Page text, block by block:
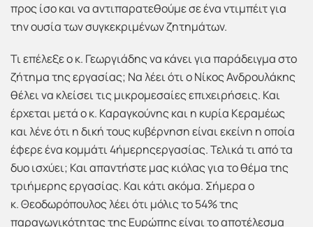
προς ίσο και να αντιπαρατεθούμε σε ένα ντιμπέιτ για
την ουσία των συγκεκριμένων ζητημάτων.
Τι επέλεξε ο κ. Γεωργιάδης να κάνει για παράδειγμα στο
ζήτημα της εργασίας; Να λέει ότι ο Νίκος Ανδρουλάκης
θέλει να κλείσει τις μικρομεσαίες επιχειρήσεις. Και
έρχεται μετά ο κ. Καραγκούνης και η κυρία Κεραμέως
και λένε ότι η δική τους κυβέρνηση είναι εκείνη η οποία
έφερε ένα κομμάτι 4ήμερηςεργασίας. Τελικά τι από τα
δυο ισχύει; Και απαντήστε μας κιόλας για το θέμα της
τριήμερης εργασίας. Και κάτι ακόμα. Σήμερα ο
κ. Θεοδωρόπουλος λέει ότι μόλις το 54% της
παραγωγικότητας της Ευρώπης είναι το αποτέλεσμα